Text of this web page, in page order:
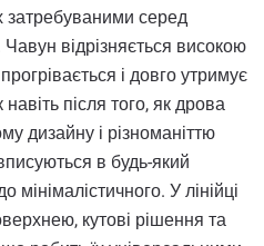
затребуваними серед
відрізняється високою
і довго утримує
після того, як дрова
дизайну і різноманіттю
в будь-який
мінімалістичного. У лінійці
кутові рішення та